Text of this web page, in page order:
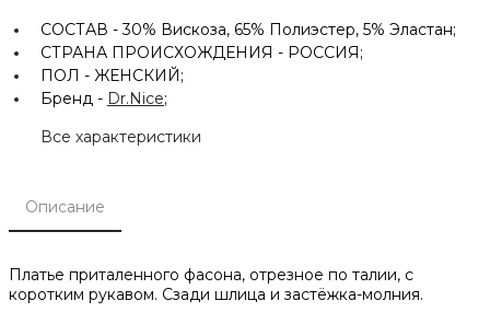
СОСТАВ -30% Вискоза, 65% Полиэстер, 5% Эластан;
СТРАНА ПРОИСХОЖДЕНИЯ - РОССИЯ;
ПОЛ - ЖЕНСКИЙ;
Бренд - Dr.Nice;
Все характеристики
Описание
Платье приталенного фасона, отрезное по талии, с
коротким рукавом. Сзади шлица и застёжка-молния.